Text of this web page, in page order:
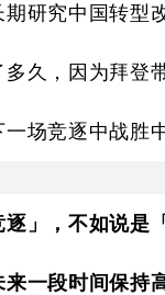
研究中国转型
久，因为拜登
场竞逐中战胜中
」，不如说是
一段时间保持